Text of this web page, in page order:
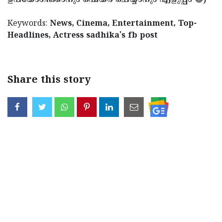
Keywords: News, Cinema, Entertainment, Top-
Headlines, Actress sadhika's fb post
Share this story